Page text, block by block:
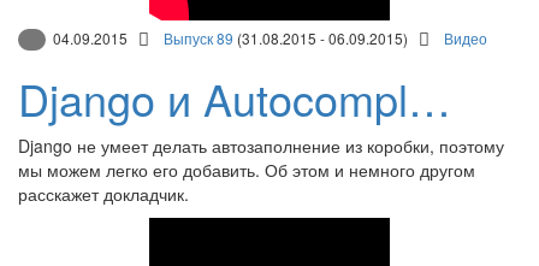
04.09.2015 Выпуск 89 (31.08.2015 - 06.09.2015) Видео
Django и Autocompl…
Django не умеет делать автозаполнение из коробки, поэтому
мы можем легко его добавить. Об этом и немного другом
расскажет докладчик.